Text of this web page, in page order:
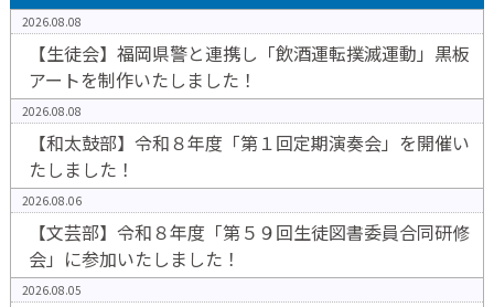
2026.08.08
【生徒会】福岡県警と連携し「飲酒運転撲滅運動」黒板
アートを制作いたしました！
2026.08.08
【和太鼓部】令和８年度「第１回定期演奏会」を開催い
たしました！
2026.08.06
【文芸部】令和８年度「第５９回生徒図書委員合同研修
会」に参加いたしました！
2026.08.05